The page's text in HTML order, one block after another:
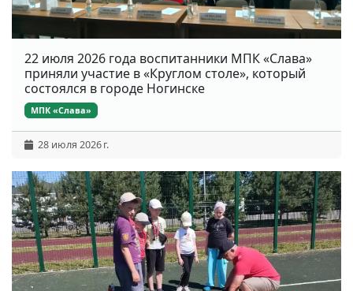
22 июля 2026 года воспитанники МПК «Слава»
приняли участие в «Круглом столе», который
состоялся в городе Ногинске
МПК «Слава»
28 июля 2026 г.